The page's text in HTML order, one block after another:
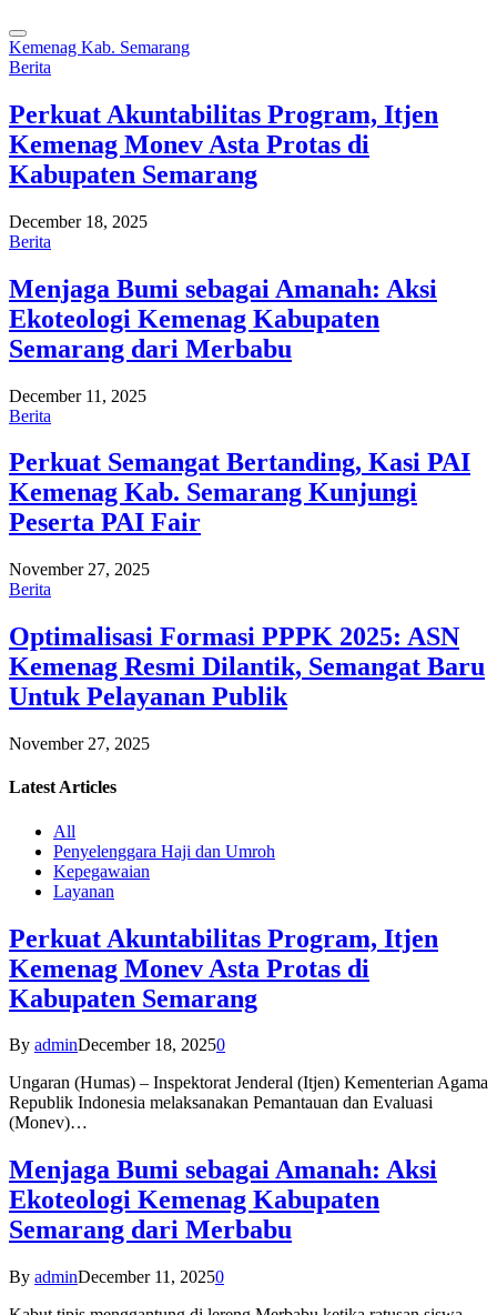
Kemenag Kab. Semarang
Berita
Perkuat Akuntabilitas Program, Itjen
Kemenag Monev Asta Protas di
Kabupaten Semarang
December 18, 2025
Berita
Menjaga Bumi sebagai Amanah: Aksi
Ekoteologi Kemenag Kabupaten
Semarang dari Merbabu
December 11, 2025
Berita
Perkuat Semangat Bertanding, Kasi PAI
Kemenag Kab. Semarang Kunjungi
Peserta PAI Fair
November 27, 2025
Berita
Optimalisasi Formasi PPPK 2025: ASN
Kemenag Resmi Dilantik, Semangat Baru
Untuk Pelayanan Publik
November 27, 2025
Latest Articles
All
Penyelenggara Haji dan Umroh
Kepegawaian
Layanan
Perkuat Akuntabilitas Program, Itjen
Kemenag Monev Asta Protas di
Kabupaten Semarang
By adminDecember 18, 20250
Ungaran (Humas) – Inspektorat Jenderal (Itjen) Kementerian Agama
Republik Indonesia melaksanakan Pemantauan dan Evaluasi
(Monev)…
Menjaga Bumi sebagai Amanah: Aksi
Ekoteologi Kemenag Kabupaten
Semarang dari Merbabu
By adminDecember 11, 20250